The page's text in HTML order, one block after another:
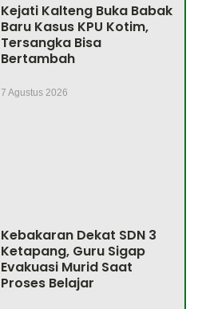
Kejati Kalteng Buka Babak
Baru Kasus KPU Kotim,
Tersangka Bisa
Bertambah
7 Agustus 2026
Kebakaran Dekat SDN 3
Ketapang, Guru Sigap
Evakuasi Murid Saat
Proses Belajar